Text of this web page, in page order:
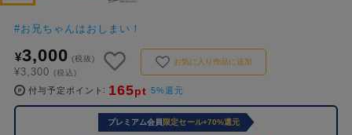
コ
レ
#お兄ちゃんはおしまい！
¥3,000 (税抜)
¥3,300 (税込)
お気に入り作品に追加
付与予定ポイント 165pt 5%還元
プレミアム会員限定セール+70%還元